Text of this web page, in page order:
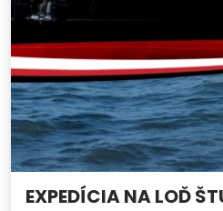
EXPEDÍCIA NA LOĎ